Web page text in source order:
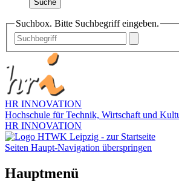
Suche
Suchbox. Bitte Suchbegriff eingeben.
HR INNOVATION
Hochschule für Technik, Wirtschaft und
HR INNOVATION
Seiten Haupt-Navigation überspringen
Hauptmenü